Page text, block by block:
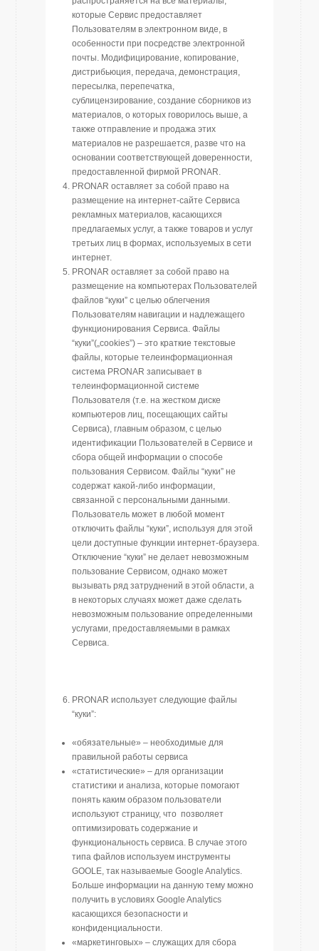
которые Сервис предоставляет
Пользователям в электронном виде, в
особенности при посредстве электронной
почты. Модифицирование, копирование,
дистрибьюция, передача, демонстрация,
пересылка, перепечатка,
сублицензирование, создание сборников из
материалов, о которых говорилось выше, а
также отправление и продажа этих
материалов не разрешается, разве что на
основании соответствующей доверенности,
предоставленной фирмой PRONAR.
PRONAR оставляет за собой право на
размещение на интернет-сайте Сервиса
рекламных материалов, касающихся
предлагаемых услуг, а также товаров и услуг
третьих лиц в формах, используемых в сети
интернет.
PRONAR оставляет за собой право на
размещение на компьютерах Пользователей
файлов “куки” с целью облегчения
Пользователям навигации и надлежащего
функционирования Сервиса. Файлы
“куки”(„cookies”) – это краткие текстовые
файлы, которые телеинформационная
система PRONAR записывает в
телеинформационной системе
Пользователя (т.е. на жестком диске
компьютеров лиц, посещающих сайты
Сервиса), главным образом, с целью
идентификации Пользователей в Сервисе и
сбора общей информации о способе
пользования Сервисом. Файлы “куки” не
содержат какой-либо информации,
связанной с персональными данными.
Пользователь может в любой момент
отключить файлы “куки”, используя для этой
цели доступные функции интернет-браузера.
Отключение “куки” не делает невозможным
пользование Сервисом, однако может
вызывать ряд затруднений в этой области, а
в некоторых случаях может даже сделать
невозможным пользование определенными
услугами, предоставляемыми в рамках
Сервиса.
PRONAR использует следующие файлы
“куки”:
«обязательные» – необходимые для
правильной работы сервиса
«статистические» – для организации
статистики и анализа, которые помогают
понять каким образом пользователи
используют страницу, что позволяет
оптимизировать содержание и
функциональность сервиса. В случае этого
типа файлов используем инструменты
GOOLE, так называемые Google Analytics.
Больше информации на данную тему можно
получить в условиях Google Analytics
касающихся безопасности и
конфиденциальности.
«маркетинговых» – служащих для сбора